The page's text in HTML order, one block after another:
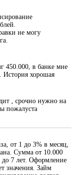
не могу
450.000, в банке мне
История хорошая
, срочно нужно на
пожалуста
от 1 до 3% в месяц,
Сумма от 10.000
7 лет. Оформление
значения. Займ